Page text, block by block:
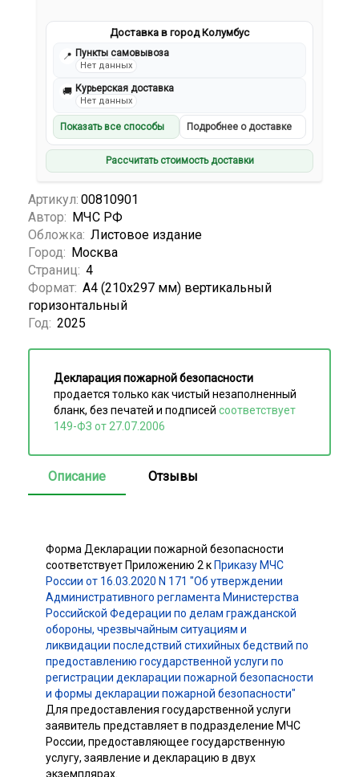
Доставка в город Колумбус
📍 Пункты самовывоза
Нет данных
🚚 Курьерская доставка
Нет данных
Показать все способы Подробнее о доставке
Рассчитать стоимость доставки
Артикул: 00810901
Автор: МЧС РФ
Обложка: Листовое издание
Город: Москва
Страниц: 4
Формат: А4 (210x297 мм) вертикальный
горизонтальный
Год: 2025
Декларация пожарной безопасности
продается только как чистый незаполненный
бланк, без печатей и подписей соответствует
149-ФЗ от 27.07.2006
Описание Отзывы
Форма Декларации пожарной безопасности
соответствует Приложению 2 к Приказу МЧС
России от 16.03.2020 N 171 "Об утверждении
Административного регламента Министерства
Российской Федерации по делам гражданской
обороны, чрезвычайным ситуациям и
ликвидации последствий стихийных бедствий по
предоставлению государственной услуги по
регистрации декларации пожарной безопасности
и формы декларации пожарной безопасности"
Для предоставления государственной услуги
заявитель представляет в подразделение МЧС
России, предоставляющее государственную
услугу, заявление и декларацию в двух
экземплярах.